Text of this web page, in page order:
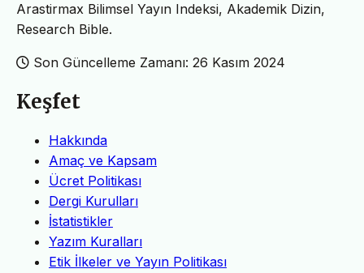
Arastirmax Bilimsel Yayın Indeksi, Akademik Dizin,
Research Bible.
Son Güncelleme Zamanı: 26 Kasım 2024
Keşfet
Hakkında
Amaç ve Kapsam
Ücret Politikası
Dergi Kurulları
İstatistikler
Yazım Kuralları
Etik İlkeler ve Yayın Politikası